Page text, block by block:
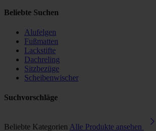
Beliebte Suchen
Alufelgen
Fußmatten
Lackstifte
Dachreling
Sitzbezüge
Scheibenwischer
Suchvorschläge
Beliebte Kategorien Alle Produkte ansehen